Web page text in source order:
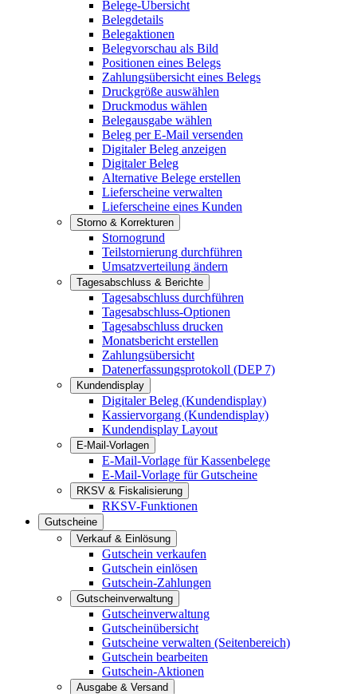
Belege-Übersicht
Belegdetails
Belegaktionen
Belegvorschau als Bild
Positionen eines Belegs
Zahlungsübersicht eines Belegs
Druckgröße auswählen
Druckmodus wählen
Belegausgabe wählen
Beleg per E-Mail versenden
Digitaler Beleg anzeigen
Digitaler Beleg
Alternative Belege erstellen
Lieferscheine verwalten
Lieferscheine eines Kunden
Storno & Korrekturen
Stornogrund
Teilstornierung durchführen
Umsatzverteilung ändern
Tagesabschluss & Berichte
Tagesabschluss durchführen
Tagesabschluss-Optionen
Tagesabschluss drucken
Monatsbericht erstellen
Zahlungsübersicht
Datenerfassungsprotokoll (DEP 7)
Kundendisplay
Digitaler Beleg (Kundendisplay)
Kassiervorgang (Kundendisplay)
Kundendisplay Layout
E-Mail-Vorlagen
E-Mail-Vorlage für Kassenbelege
E-Mail-Vorlage für Gutscheine
RKSV & Fiskalisierung
RKSV-Funktionen
Gutscheine
Verkauf & Einlösung
Gutschein verkaufen
Gutschein einlösen
Gutschein-Zahlungen
Gutscheinverwaltung
Gutscheinverwaltung
Gutscheinübersicht
Gutscheine verwalten (Seitenbereich)
Gutschein bearbeiten
Gutschein-Aktionen
Ausgabe & Versand